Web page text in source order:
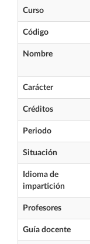
Curso
Código
Nombre
Carácter
Créditos
Periodo
Situación
Idioma de
impartición
Profesores
Guía docente